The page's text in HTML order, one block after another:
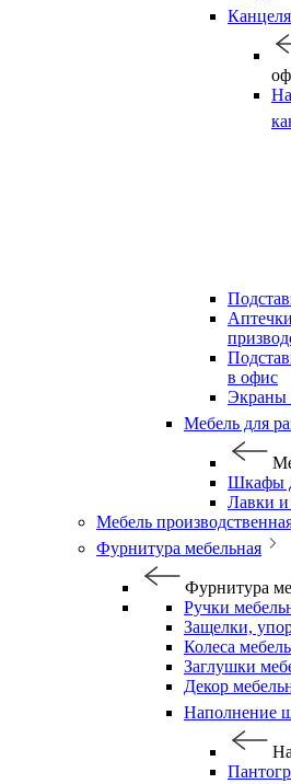
в офис
Экраны
Мебель для
Шкафы
Лавки и
Мебель
Фурнитура мебельная
Фурнитура
Ручки
Защелки,
Колеса
Заглушки
Декор
Наполнение